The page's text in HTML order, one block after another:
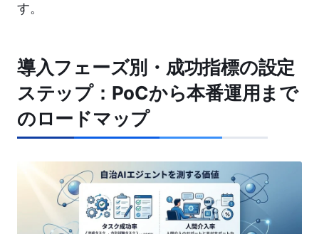
す。
導入フェーズ別・成功指標の設定
ステップ：PoCから本番運用まで
のロードマップ